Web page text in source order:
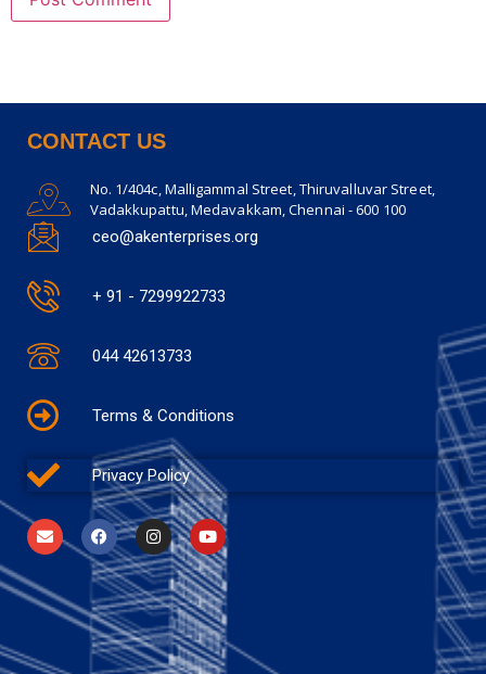
CONTACT US
No. 1/404c, Malligammal Street, Thiruvalluvar Street,
Vadakkupattu, Medavakkam, Chennai - 600 100
ceo@akenterprises.org
+ 91 - 7299922733
044 42613733
Terms & Conditions
Privacy Policy